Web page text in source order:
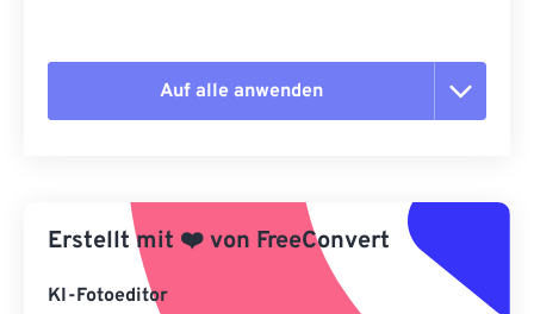
Auf alle anwenden
Aus Vorgabe anwenden
Als Vorgabe speichern
Erstellt mit ❤️von FreeConvert
KI-Fotoeditor